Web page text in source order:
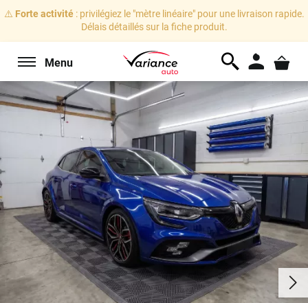
⚠️ Forte activité: privilégiez le "mètre linéaire" pour une livraison rapide.
Délais détaillés sur la fiche produit.
Menu